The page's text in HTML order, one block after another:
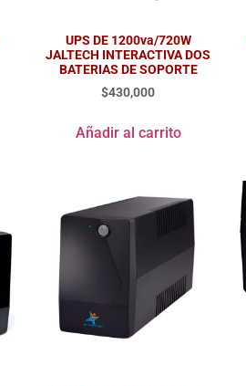
UPS DE 1200va/720W
JALTECH INTERACTIVA DOS
BATERIAS DE SOPORTE
$430,000
Añadir al carrito